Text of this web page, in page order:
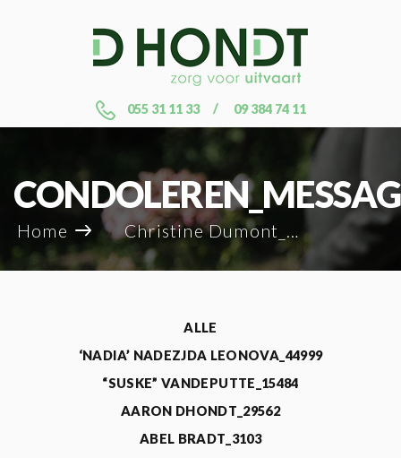
055 31 11 33 09 384 74 11
Home Christine Dumont_96455
ALLE
‘NADIA’ NADEZJDA LEONOVA_44999
“SUSKE” VANDEPUTTE_15484
AARON DHONDT_29562
ABEL BRADT_3103